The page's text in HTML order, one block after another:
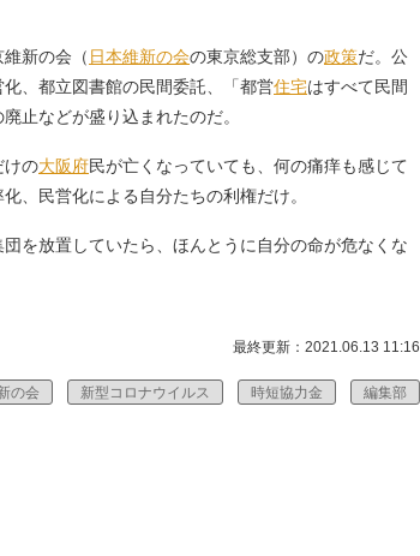
新の会（ 日本維新の会の東京総支部）の政策だ。公
、都立図書館の民間委託、「都営住宅はすべて民間
止などが盛り込まれたのだ。
けの大阪府民が亡くなっていても、何の痛痒も感じて
、民営化による自分たちの利権だけ。
団を放置していたら、ほんとうに自分の命が危なくな
最終更新：2021.06.13 11:16
の会 新型コロナウイルス 時短協力金 編集部